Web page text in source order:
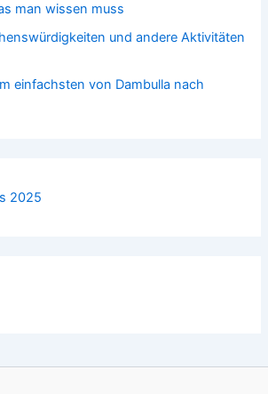
man wissen muss
und andere Aktivitäten
einfachsten von Dambulla nach